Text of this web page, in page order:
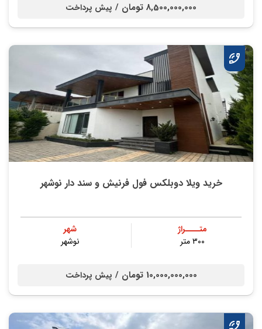
8,500,000,000 تومان / پیش پرداخت
خرید ویلا دوبلکس فول فرنیش و سند دار نوشهر
متــــراژ
۳۰۰ متر
شهر
نوشهر
10,000,000,000 تومان / پیش پرداخت